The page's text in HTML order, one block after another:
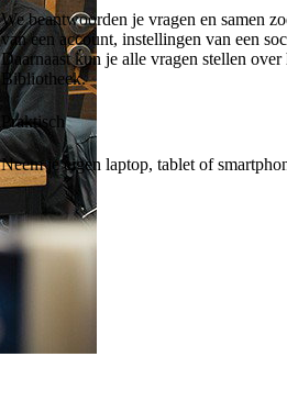
We beantwoorden je vragen en samen
van een account, instellingen van een
Daarnaast kun je alle vragen stellen
Bibliotheek.
Praktisch
Neem je eigen laptop, tablet of